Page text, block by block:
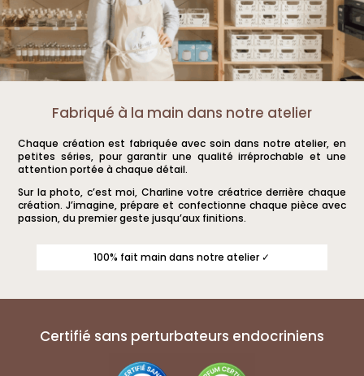
Fabriqué à la main dans notre atelier
Chaque création est fabriquée avec soin dans notre atelier, en
petites séries, pour garantir une qualité irréprochable et une
attention portée à chaque détail.
Sur la photo, c’est moi, Charline votre créatrice derrière chaque
création. J’imagine, prépare et confectionne chaque pièce avec
passion, du premier geste jusqu’aux finitions.
100% fait main dans notre atelier ✓
Certifié sans perturbateurs endocriniens